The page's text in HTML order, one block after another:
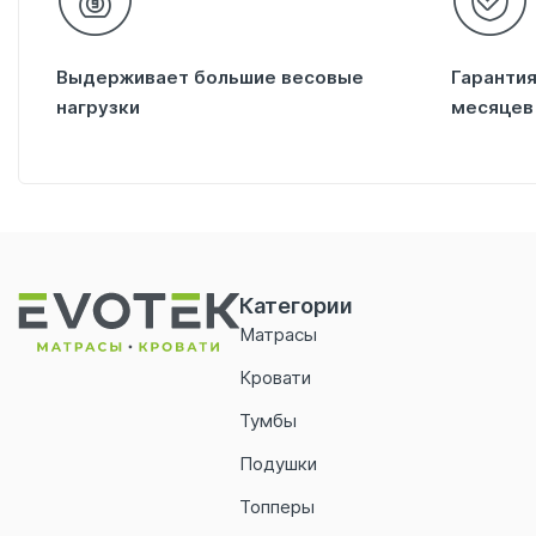
Выдерживает большие весовые
нагрузки
месяцев
Категории
Матрасы
Кровати
Тумбы
Подушки
Топперы